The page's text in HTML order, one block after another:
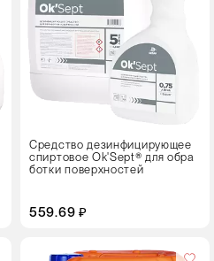
Средство дезинфицирующее
спиртовое Ok'Sept® для обра
ботки поверхностей
559.69 ₽